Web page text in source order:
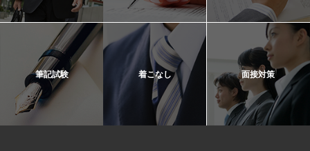
筆記試験 着こなし 面接対策